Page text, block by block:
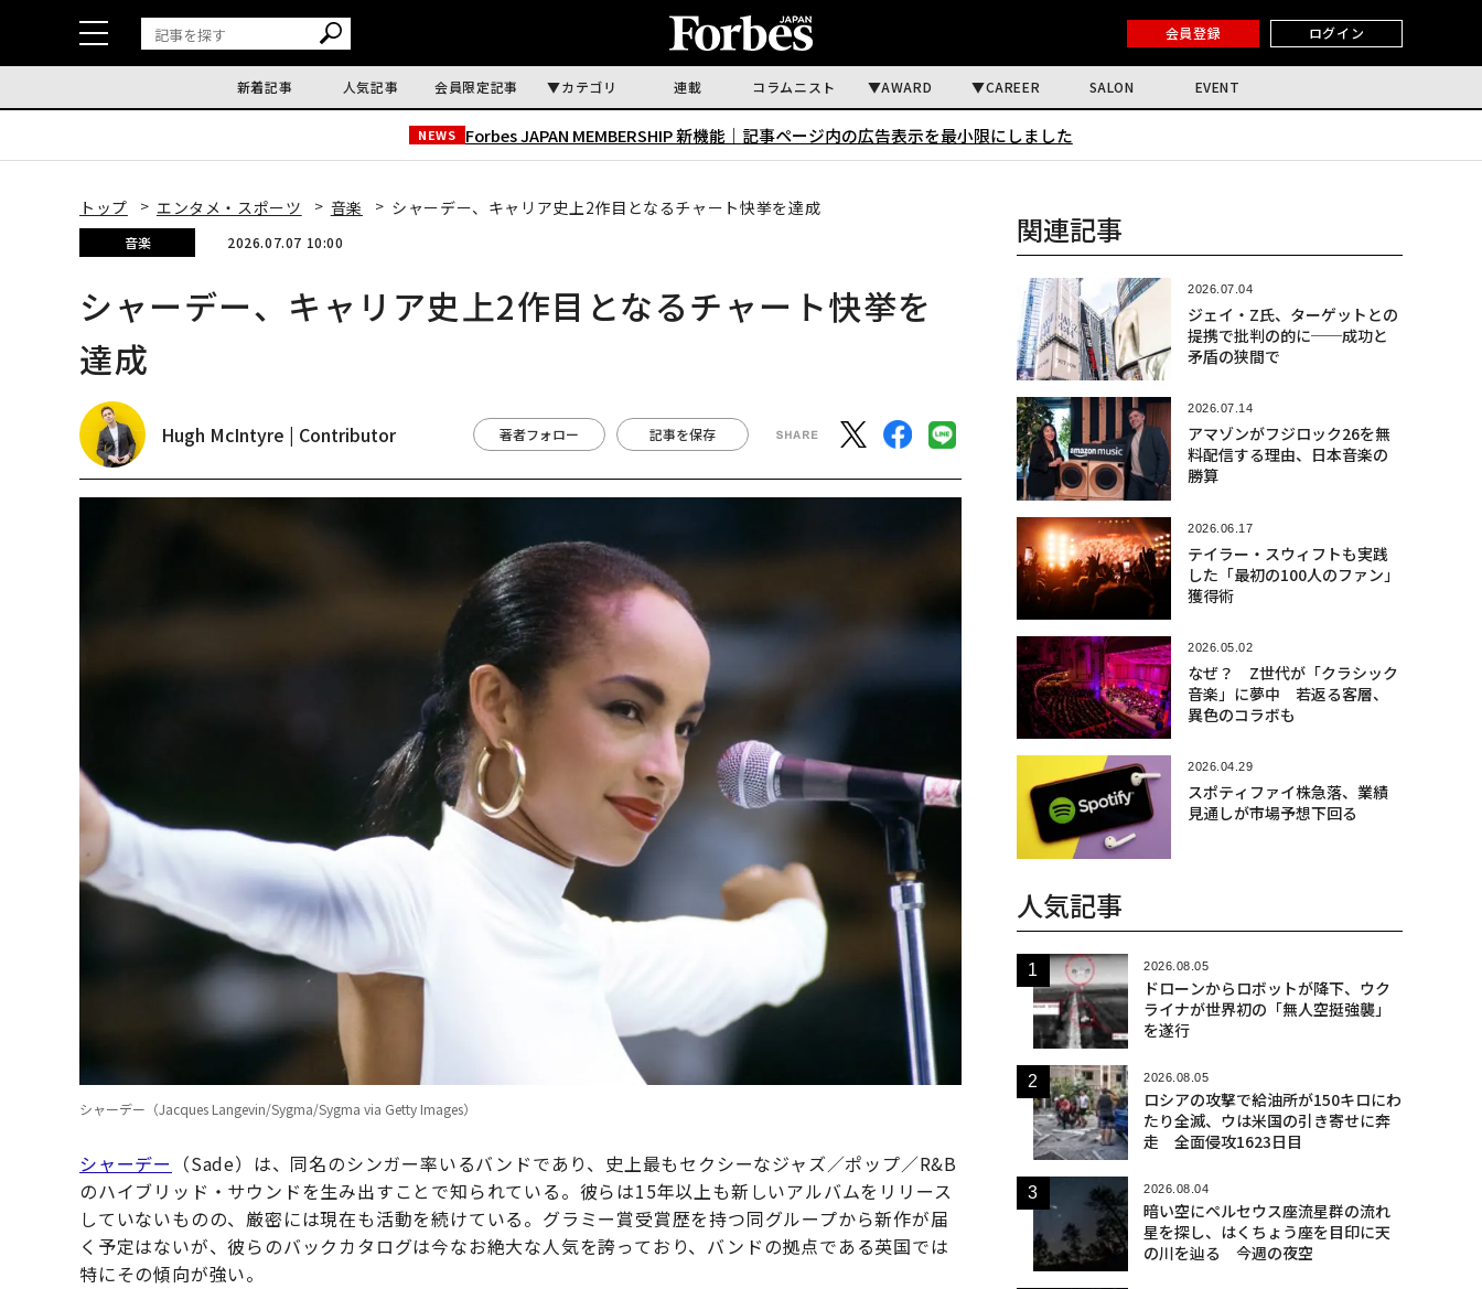
会員登録 ログイン
新着記事 人気記事 会員限定記事 カテゴリ 連載 コラムニスト AWARD CAREER SALON EVENT
NEWS Forbes JAPAN MEMBERSHIP 新機能｜ 記事ページ内の広告表示を最小限にしました
トップ エンタメ・スポーツ 音楽 シャーデー、キャリア史上2作目となるチャート快挙を達成
音楽 2026.07.07 10:00
シャーデー、キャリア史上2作目となるチャート快挙を
達成
Hugh McIntyre | Contributor 著者フォロー 記事を保存
シャーデー（Jacques Langevin/Sygma/Sygma via Getty Images）
シャーデー （Sade）は、同名のシンガー率いるバンドであり、史上最もセクシーなジャズ／ポップ／R&B
のハイブリッド・サウンドを生み出すことで知られている。彼らは15年以上も新しいアルバムをリリース
していないものの、厳密には現在も活動を続けている。グラミー賞受賞歴を持つ同グループから新作が届
く予定はないが、彼らのバックカタログは今なお絶大な人気を誇っており、バンドの拠点である英国では
特にその傾向が強い。
関連記事
2026.07.04
ジェイ・Z氏、ターゲットとの
提携で批判の的に──成功と
矛盾の狭間で
2026.07.14
アマゾンがフジロック26を無
料配信する理由、日本音楽の
勝算
2026.06.17
テイラー・スウィフトも実践
した「最初の100人のファン」
獲得術
2026.05.02
なぜ？ Z世代が「クラシック
音楽」に夢中 若返る客層、
異色のコラボも
2026.04.29
スポティファイ株急落、業績
見通しが市場予想下回る
人気記事
2026.08.05
ドローンからロボットが降下、ウク
ライナが世界初の「無人空挺強襲」
を遂行
2026.08.05
ロシアの攻撃で給油所が150キロにわ
たり全滅、ウは米国の引き寄せに奔
走 全面侵攻1623日目
2026.08.04
暗い空にペルセウス座流星群の流れ
星を探し、はくちょう座を目印に天
の川を辿る 今週の夜空